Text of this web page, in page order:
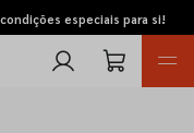
especiais para si!